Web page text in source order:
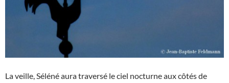
La veille, Séléné aura traversé le ciel nocturne aux côtés de